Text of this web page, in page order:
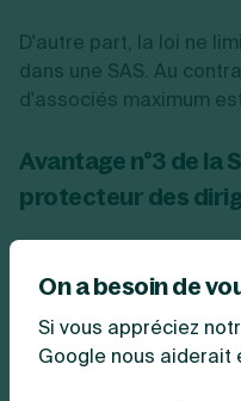
D'autre part, la loi ne
dans une SAS. Au
d'associés maximum
Avantage n°3 de la
protecteur des
régime social du
particulièrement
organes de direction de
On a besoin de
Si vous appréciez
Google nous aiderait